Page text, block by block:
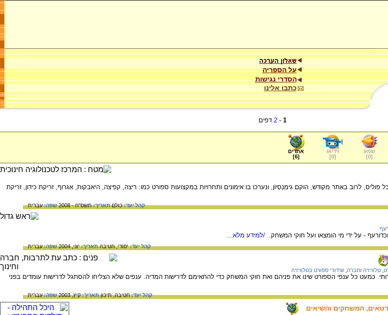
על הספריה
הסדרי נגישות
כתבו אלינו
1
-
2 דפים
שמע
[
0
]
וידיאו
[
0
]
אתרים
[
6
]
פוליס, לרוב באתר מקודש, הוקם גִימְנַסְיוֹן, ונערכו בו אימונים ותחרויות במקצועות ספורט כמו: ריצה, קפיצה, היאבקות, אִגרוף, זריקת כידון, זריקת
קהל יעד:כולםתאריך:תשס"ח - 2008 שפה:עברית
- על ידי מי הומצאו ועל חוקי המשחק. /למידע מלא...
קהל יעד:יסודי,חטיבהתאריך:יוני, 2004 שפה:עברית
טלוויזיה וחברה שידורי ספורט בטלוויזיה
כמעט כל ענפי הספורט שינו את פניהם ואת חוקי המשחק כדי להתאימם לדרישות המדיה. ענפים שלא הצליחו להסתגל לדרישות עומדים בפני
קהל יעד:חטיבה,תיכוןתאריך:קיץ, 2003 שפה:עברית
המשחקים והשיאים